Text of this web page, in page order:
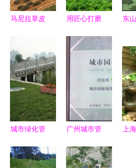
马尼拉草皮
城市绿化管
理 精细化
施工与长效
养护指南
用匠心打磨
城市因你而
美丽——加
油，园林
东
施
下
绿
绿
实
城市绿化管
践 以华曦
广州城市管
园林绿化资
上